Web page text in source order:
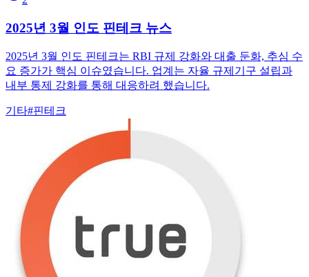
2025년 3월 인도 핀테크 뉴스
2025년 3월 인도 핀테크는 RBI 규제 강화와 대출 둔화, 추심 수
요 증가가 핵심 이슈였습니다. 업계는 자율 규제기구 설립과
내부 통제 강화를 통해 대응하려 했습니다.
기타#핀테크